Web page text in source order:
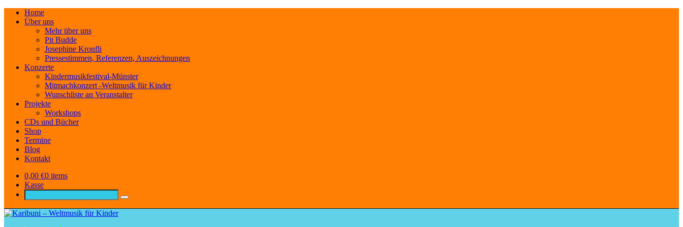
Home
Über uns
Mehr über uns
Pit Budde
Josephine Kronfli
Pressestimmen, Referenzen, Auszeichnungen
Konzerte
Kindermusikfestival-Münster
Mitmachkonzert -Weltmusik für Kinder
Wunschliste an Veranstalter
Projekte
Workshops
CDs und Bücher
Shop
Termine
Blog
Kontakt
0,00 €0 items
Kasse